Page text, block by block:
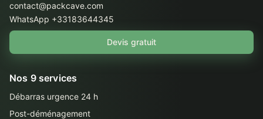
contact@packcave.com
WhatsApp +33183644345
Devis gratuit
Nos 9 services
Débarras urgence 24 h
Post-déménagement